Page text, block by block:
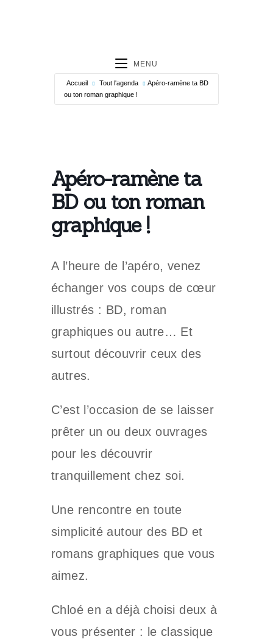
MENU
Accueil Tout l'agenda
Apéro-ramène ta BD
ou ton roman graphique !
Apéro-ramène ta
BD ou ton roman
graphique !
A l’heure de l’apéro, venez
échanger vos coups de cœur
illustrés : BD, roman
graphiques ou autre… Et
surtout découvrir ceux des
autres.
C’est l’occasion de se laisser
prêter un ou deux ouvrages
pour les découvrir
tranquillement chez soi.
Une rencontre en toute
simplicité autour des BD et
romans graphiques que vous
aimez.
Chloé en a déjà choisi deux à
vous présenter : le classique